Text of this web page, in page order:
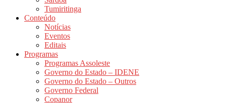
Tumiritinga
Conteúdo
Notícias
Eventos
Editais
Programas
Programas Assoleste
Governo do Estado – IDENE
Governo do Estado – Outros
Governo Federal
Copanor